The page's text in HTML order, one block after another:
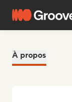
À propos